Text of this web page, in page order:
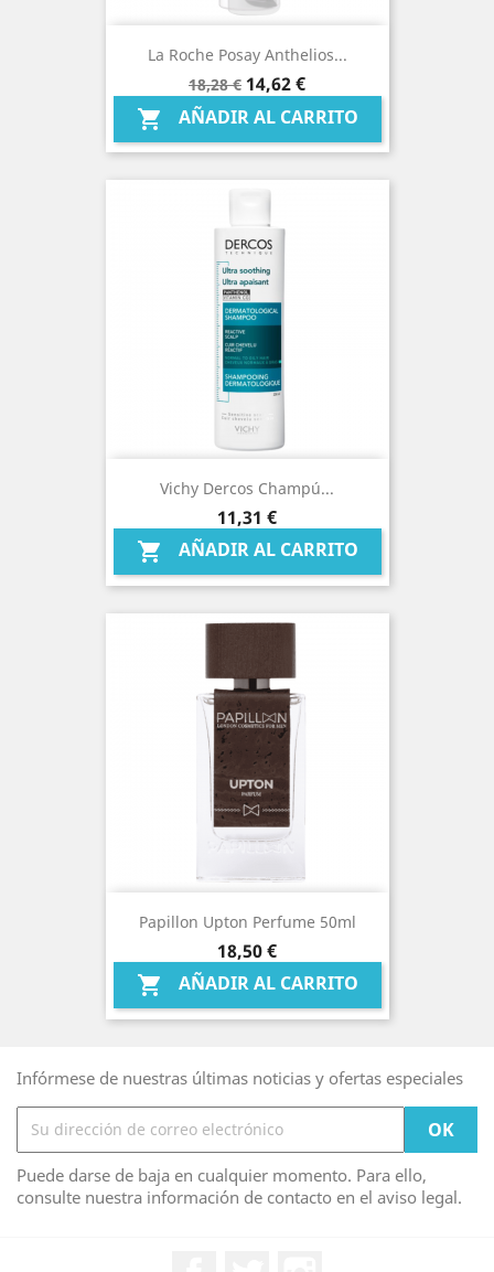
La Roche Posay Anthelios...
Precio
base
18,28 € Precio
14,62 €
 AÑADIR AL CARRITO
Vichy Dercos Champú...
Precio
11,31 €
 AÑADIR AL CARRITO
Papillon Upton Perfume 50ml
Precio
18,50 €
 AÑADIR AL CARRITO
Infórmese de nuestras últimas noticias y ofertas especiales
Puede darse de baja en cualquier momento. Para ello,
consulte nuestra información de contacto en el aviso legal.